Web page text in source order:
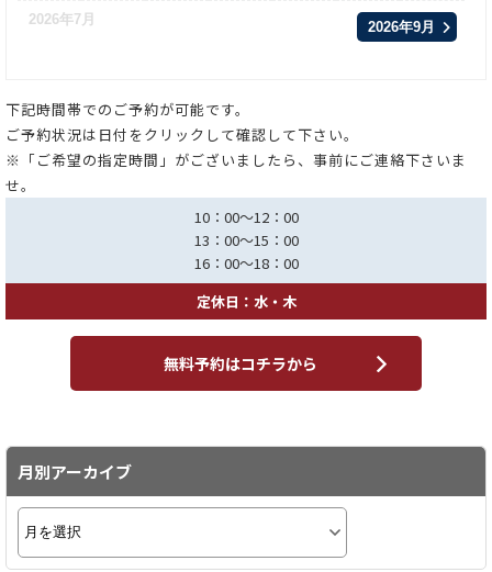
2026年7月 2026年9月
下記時間帯でのご予約が可能です。
ご予約状況は日付をクリックして確認して下さい。
※「ご希望の指定時間」がございましたら、事前にご連絡下さいま
せ。
10：00～12：00
13：00～15：00
16：00～18：00
定休日：水・木
無料予約はコチラから
月別アーカイブ